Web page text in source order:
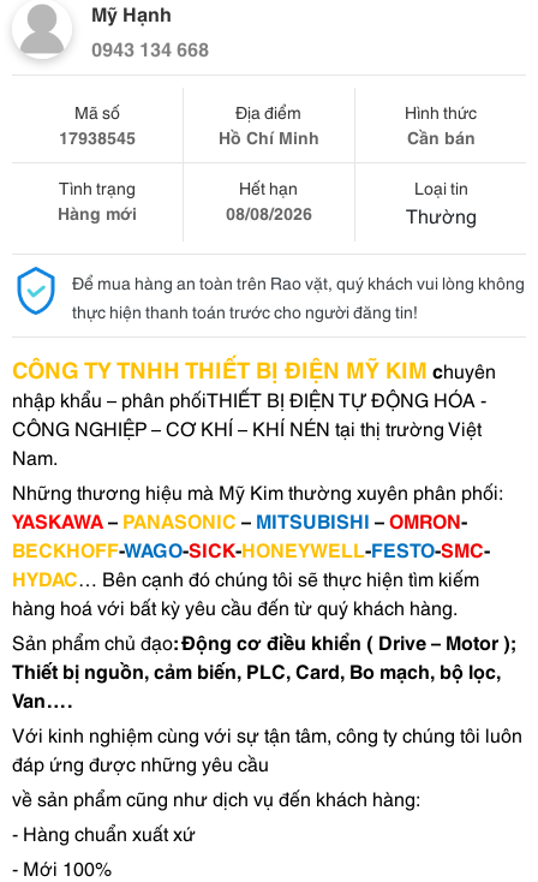
Mỹ Hạnh
0943 134 668
Mã số
17938545
Địa điểm
Hồ Chí Minh
Hình thức
Cần bán
Tình trạng
Hàng mới
Hết hạn
08/08/2026
Loại tin
Thường
Để mua hàng an toàn trên Rao vặt, quý khách vui lòng không
thực hiện thanh toán trước cho người đăng tin!
CÔNG TY TNHH THIẾT BỊ ĐIỆN MỸ KIM chuyên
nhập khẩu – phân phốiTHIẾT BỊ ĐIỆN TỰ ĐỘNG HÓA -
CÔNG NGHIỆP – CƠ KHÍ – KHÍ NÉN tại thị trường Việt
Nam.
Những thương hiệu mà Mỹ Kim thường xuyên phân phối:
YASKAWA– PANASONIC – MITSUBISHI –OMRON-
BECKHOFF-WAGO-SICK-HONEYWELL-FESTO-SMC-
HYDAC… Bên cạnh đó chúng tôi sẽ thực hiện tìm kiếm
hàng hoá với bất kỳ yêu cầu đến từ quý khách hàng.
Sản phẩm chủ đạo: Động cơ điều khiển ( Drive – Motor );
Thiết bị nguồn, cảm biến, PLC, Card, Bo mạch, bộ lọc,
Van….
Với kinh nghiệm cùng với sự tận tâm, công ty chúng tôi luôn
đáp ứng được những yêu cầu
về sản phẩm cũng như dịch vụ đến khách hàng:
- Hàng chuẩn xuất xứ
- Mới 100%